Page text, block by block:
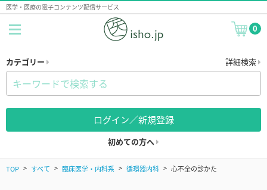
医学・医療の電子コンテンツ配信サービス
0
カテゴリー 詳細検索
ログイン／新規登録
初めての方へ
TOP すべて 臨床医学・内科系 循環器内科 心不全の診かた